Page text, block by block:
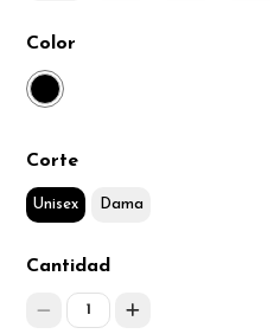
Color
Corte
Unisex Dama
Cantidad
1